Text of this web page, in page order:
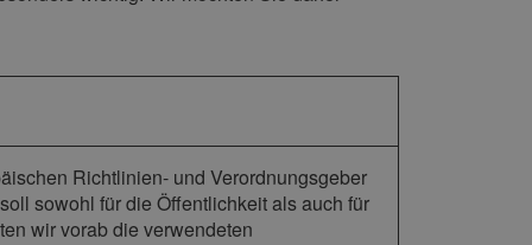
Richtlinien- und Verordnungsgeber
sowohl für die Öffentlichkeit als auch für
wir vorab die verwendeten